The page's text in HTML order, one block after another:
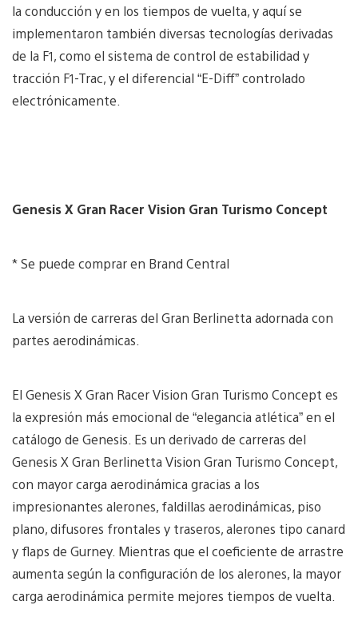
la conducción y en los tiempos de vuelta, y aquí se
implementaron también diversas tecnologías derivadas
de la F1, como el sistema de control de estabilidad y
tracción F1-Trac, y el diferencial “E-Diff” controlado
electrónicamente.
Genesis X Gran Racer Vision Gran Turismo Concept
* Se puede comprar en Brand Central
La versión de carreras del Gran Berlinetta adornada con
partes aerodinámicas.
El Genesis X Gran Racer Vision Gran Turismo Concept es
la expresión más emocional de “elegancia atlética” en el
catálogo de Genesis. Es un derivado de carreras del
Genesis X Gran Berlinetta Vision Gran Turismo Concept,
con mayor carga aerodinámica gracias a los
impresionantes alerones, faldillas aerodinámicas, piso
plano, difusores frontales y traseros, alerones tipo canard
y flaps de Gurney. Mientras que el coeficiente de arrastre
aumenta según la configuración de los alerones, la mayor
carga aerodinámica permite mejores tiempos de vuelta.